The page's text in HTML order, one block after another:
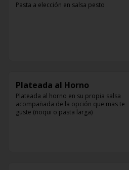
Pasta a elección en salsa pesto
Plateada al Horno
Plateada al horno en su propia salsa
acompañada de la opción que mas te
guste (ñoqui o pasta larga)